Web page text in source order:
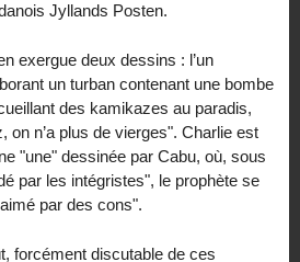
Jyllands Posten.
exergue deux dessins : l’un
un turban contenant une bombe
des kamikazes au paradis,
on n’a plus de vierges". Charlie est
"une" dessinée par Cabu, où, sous
par les intégristes", le prophète se
aimé par des cons".
forcément discutable de ces